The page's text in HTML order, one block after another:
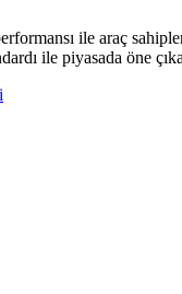
ile araç
ile piyasada öne çıkar